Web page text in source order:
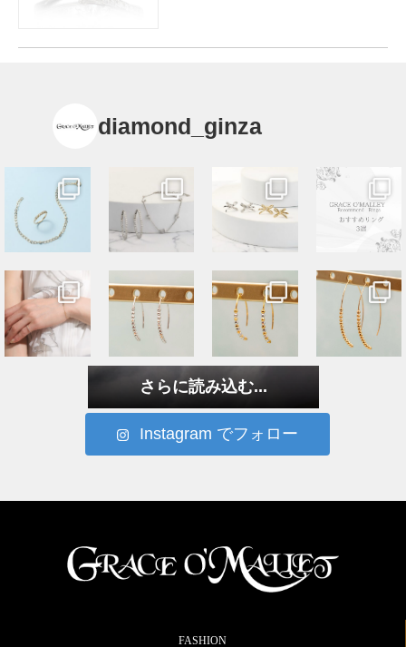
diamond_ginza
さらに読み込む...
Instagram でフォロー
FASHION